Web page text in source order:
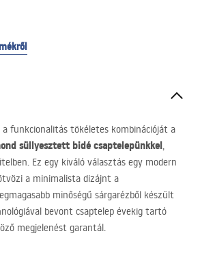
a funkcionalitás tökéletes kombinációját a
süllyesztett bidé csaptelepünkkel,
Ez egy kiváló választás egy modern
a minimalista dizájnt a
minőségű sárgarézből készült
bevont csaptelep évekig tartó
megjelenést garantál.